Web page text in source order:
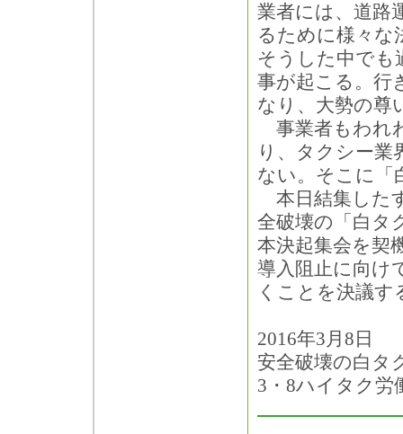
業者には、道路
るために様々な
そうした中でも
事が起こる。行
なり、大勢の尊
事業者もわれ
り、タクシー業
ない。そこに「
本日結集した
全破壊の「白タ
本決起集会を契
導入阻止に向け
くことを決議す
2016年3月8日
安全破壊の白タ
3・8ハイタク労